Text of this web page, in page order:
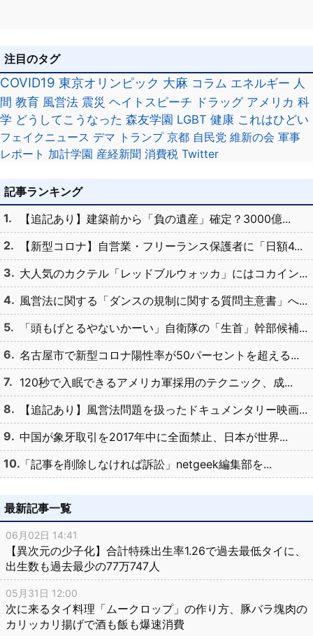
注目のタグ
COVID19 東京オリンピック 大麻 コラム エネルギー 人
間 教育 風営法 震災 ヘイトスピーチ ドラッグ アメリカ 科
学 どうしてこうなった 森友学園 LGBT 健康 これはひどい
フェイクニュース デマ トランプ 京都 自民党 維新の会 軍事
レポート 加計学園 産経新聞 消費税 Twitter
記事ランキング
【追記あり】建築前から「負の遺産」確定？3000億...
【新型コロナ】自営業・フリーランス保護者に「日額4...
大人気のカクテル「レッドブルウォッカ」にはコカイン...
風営法に関する「ダンスの規制に関する質問主意書」へ...
「頭もげとるやないかーい」自衛隊の「生首」幹部候補...
名古屋市で新型コロナ陽性率が50パーセントを超える...
120秒で入眠できるアメリカ軍採用のテクニック、成...
【追記あり】風営法問題を扱ったドキュメンタリー映画...
中国が象牙取引を2017年中に全面禁止、日本が世界...
「記事を削除しなければ訴訟」netgeek編集部を...
最新記事一覧
06月02日 14:41
【異次元の少子化】合計特殊出生率1.26で過去最低タイに、
出生数も過去最少の77万747人
05月31日 12:00
次に来るタイ料理「ムークロップ」の作り方、豚バラ塊肉の
カリッカリ揚げで酒も飯も爆速消費